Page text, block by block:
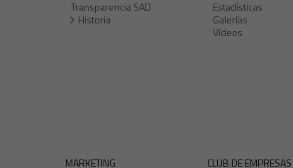
Transparencia SAD
Historia
Estadísticas
Galerías
Vídeos
MARKETING CLUB DE EMPRESAS